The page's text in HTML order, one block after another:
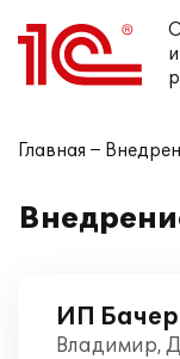
Главная
ИП
Владимир,